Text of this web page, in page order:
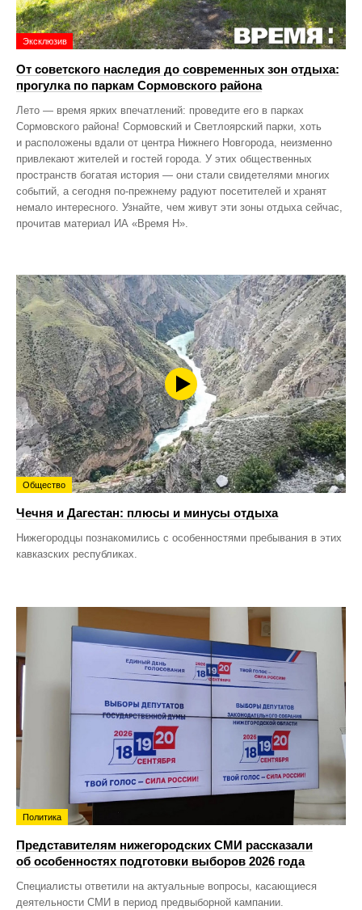
Эксклюзив
От советского наследия до современных зон отдыха:
прогулка по паркам Сормовского района
Лето — время ярких впечатлений: проведите его в парках
Сормовского района! Сормовский и Светлоярский парки, хоть
и расположены вдали от центра Нижнего Новгорода, неизменно
привлекают жителей и гостей города. У этих общественных
пространств богатая история — они стали свидетелями многих
событий, а сегодня по‑прежнему радуют посетителей и хранят
немало интересного. Узнайте, чем живут эти зоны отдыха сейчас,
прочитав материал ИА «Время Н».
Общество
Чечня и Дагестан: плюсы и минусы отдыха
Нижегородцы познакомились с особенностями пребывания в этих
кавказских республиках.
Политика
Представителям нижегородских СМИ рассказали
об особенностях подготовки выборов 2026 года
Специалисты ответили на актуальные вопросы, касающиеся
деятельности СМИ в период предвыборной кампании.